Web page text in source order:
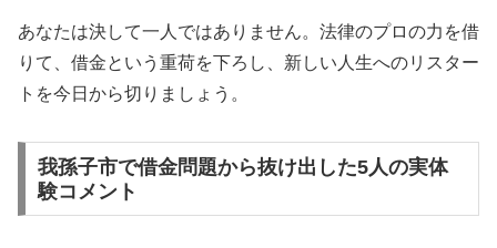
あなたは決して一人ではありません。法律のプロの力を借
りて、借金という重荷を下ろし、新しい人生へのリスター
トを今日から切りましょう。
我孫子市で借金問題から抜け出した5人の実体
験コメント